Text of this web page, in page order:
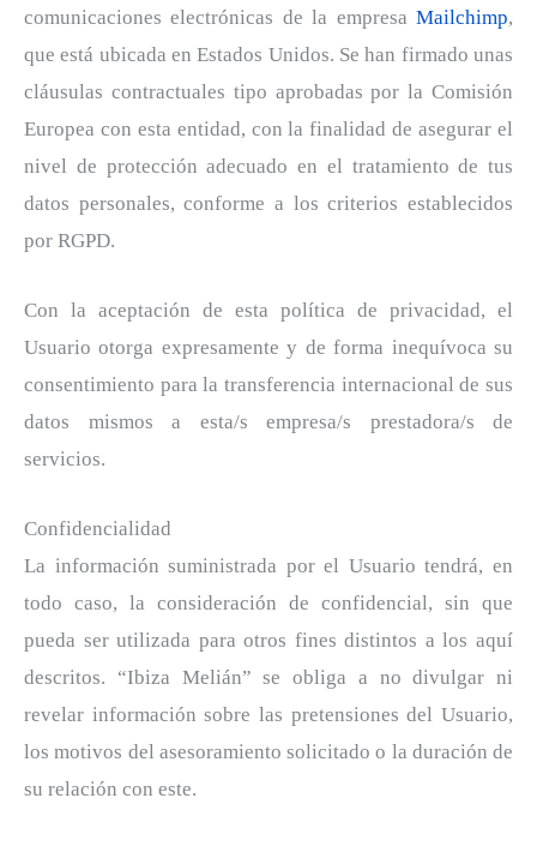
comunicaciones electrónicas de la empresa Mailchimp,
que está ubicada en Estados Unidos. Se han firmado unas
cláusulas contractuales tipo aprobadas por la Comisión
Europea con esta entidad, con la finalidad de asegurar el
nivel de protección adecuado en el tratamiento de tus
datos personales, conforme a los criterios establecidos
por RGPD.
Con la aceptación de esta política de privacidad, el
Usuario otorga expresamente y de forma inequívoca su
consentimiento para la transferencia internacional de sus
datos mismos a esta/s empresa/s prestadora/s de
servicios.
Confidencialidad
La información suministrada por el Usuario tendrá, en
todo caso, la consideración de confidencial, sin que
pueda ser utilizada para otros fines distintos a los aquí
descritos. “Ibiza Melián” se obliga a no divulgar ni
revelar información sobre las pretensiones del Usuario,
los motivos del asesoramiento solicitado o la duración de
su relación con este.